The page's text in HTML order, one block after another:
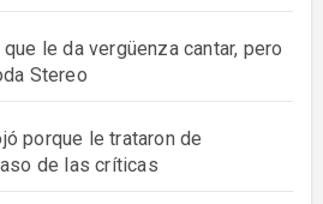
le da vergüenza cantar, pero
Stereo
porque le trataron de
de las críticas